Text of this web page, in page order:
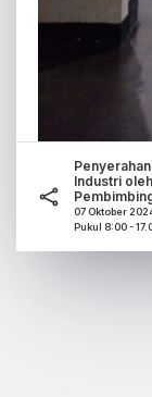
Industri
07 Oktober
Pukul 8:00 -